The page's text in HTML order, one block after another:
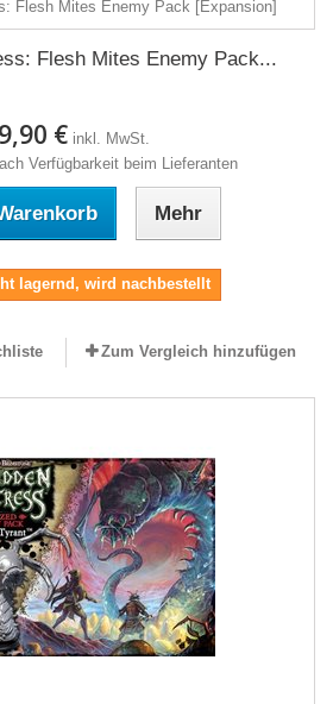
Flesh Mites Enemy Pack...
€ inkl. MwSt.
Verfügbarkeit beim Lieferanten
Mehr
lagernd, wird nachbestellt
Zum Vergleich hinzufügen